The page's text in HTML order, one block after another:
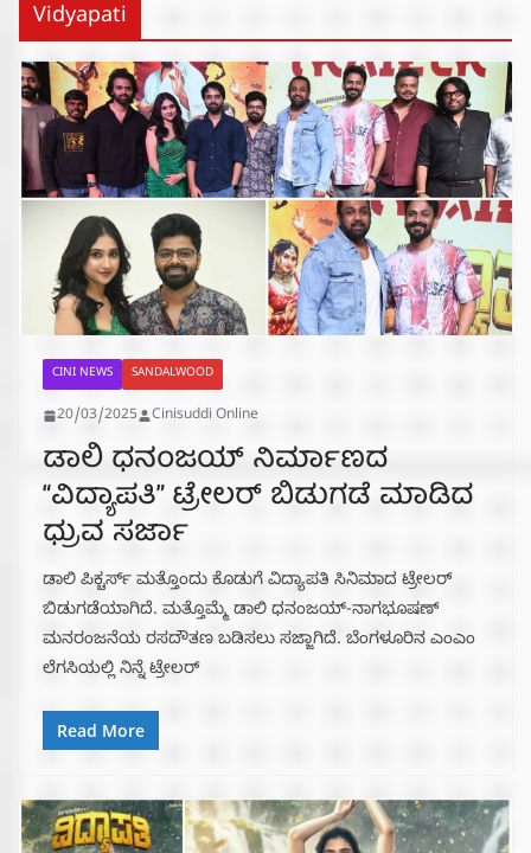
Vidyapati
CINI NEWS SANDALWOOD
20/03/2025 Cinisuddi Online
ಡಾಲಿ ಧನಂಜಯ್ ನಿರ್ಮಾಣದ
“ವಿದ್ಯಾಪತಿ” ಟ್ರೇಲರ್ ಬಿಡುಗಡೆ ಮಾಡಿದ
ಧ್ರುವ ಸರ್ಜಾ
ಡಾಲಿ ಪಿಕ್ಚರ್ಸ್ ಮತ್ತೊಂದು ಕೊಡುಗೆ ವಿದ್ಯಾಪತಿ ಸಿನಿಮಾದ ಟ್ರೇಲರ್
ಬಿಡುಗಡೆಯಾಗಿದೆ. ಮತ್ತೊಮ್ಮೆ ಡಾಲಿ ಧನಂಜಯ್-ನಾಗಭೂಷಣ್
ಮನರಂಜನೆಯ ರಸದೌತಣ ಬಡಿಸಲು ಸಜ್ಜಾಗಿದೆ. ಬೆಂಗಳೂರಿನ ಎಂಎಂ
ಲೆಗಸಿಯಲ್ಲಿ ನಿನ್ನೆ ಟ್ರೇಲರ್
Read More